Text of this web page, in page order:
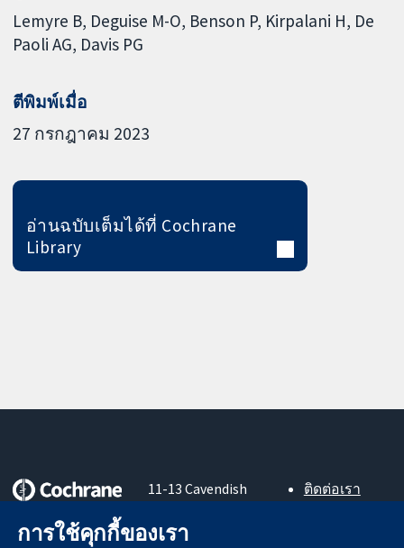
Lemyre B Deguise M-O Benson P Kirpalani H De
Paoli AG Davis PG
ตีพิมพ์เมื่อ
27 กรกฎาคม 2023
อ่านฉบับเต็มได้ที่ Cochrane
Library
หลักฐานที่เชื่อถือ
11-13 Cavendish
London
ติดต่อเรา
การใช้คุกกี้ของเรา